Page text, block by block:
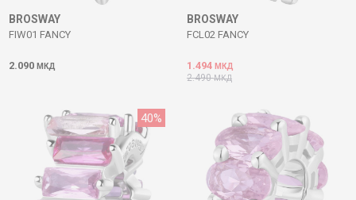
BROSWAY
FIW01 FANCY
2.090 МКД
BROSWAY
FCL02 FANCY
1.494 МКД
2.490МКД
40%